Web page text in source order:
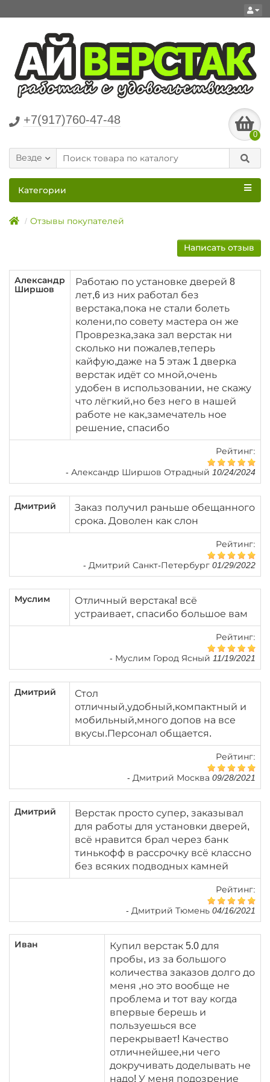
+7(917)760-47-48
0
Везде
Категории
Отзывы покупателей
Написать отзыв
Александр
Ширшов
Работаю по установке дверей 8
лет,6 из них работал без
верстака,пока не стали болеть
колени,по совету мастера он же
Проврезка,зака зал верстак ни
сколько ни пожалев,теперь
кайфую,даже на 5 этаж 1 дверка
верстак идёт со мной,очень
удобен в использовании, не скажу
что лёгкий,но без него в нашей
работе не как,замечатель ное
решение, спасибо
Рейтинг:
- Александр Ширшов Отрадный 10/24/2024
Дмитрий
Заказ получил раньше обещанного
срока. Доволен как слон
Рейтинг:
- Дмитрий Санкт-Петербург 01/29/2022
Муслим
Отличный верстака! всё
устраивает, спасибо большое вам
Рейтинг:
- Муслим Город Ясный 11/19/2021
Дмитрий
Стол
отличный,удобный,компактный и
мобильный,много допов на все
вкусы.Персонал общается.
Рейтинг:
- Дмитрий Москва 09/28/2021
Дмитрий
Верстак просто супер, заказывал
для работы для установки дверей,
всё нравится брал через банк
тинькофф в рассрочку всё классно
без всяких подводных камней
Рейтинг:
- Дмитрий Тюмень 04/16/2021
Иван
Купил верстак 5.0 для
пробы, из за большого
количества заказов долго до
меня ,но это вообще не
проблема и тот вау когда
впервые берешь и
пользуешься все
перекрывает! Качество
отличнейшее,ни чего
докручивать доделывать не
надо! У меня подозрение